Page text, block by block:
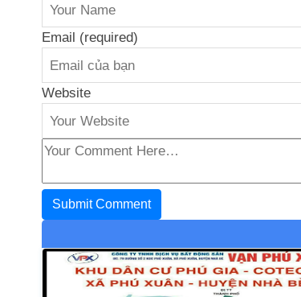
Email (required)
Website